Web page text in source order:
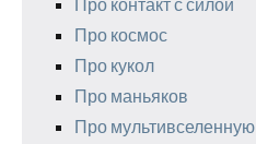
Про космос
Про кукол
Про маньяков
Про мультивселенную